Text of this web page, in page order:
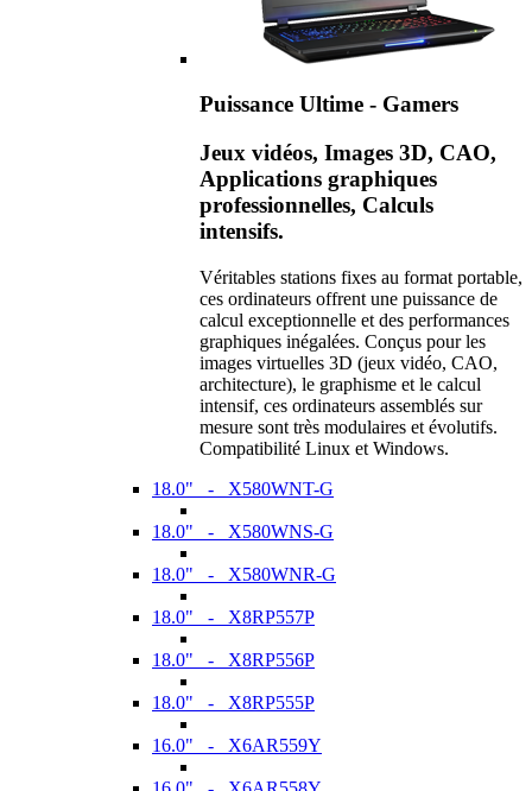
Puissance Ultime - Gamers
Jeux vidéos, Images 3D, CAO,
Applications graphiques
professionnelles, Calculs
intensifs.
Véritables stations fixes au format portable,
ces ordinateurs offrent une puissance de
calcul exceptionnelle et des performances
graphiques inégalées. Conçus pour les
images virtuelles 3D (jeux vidéo, CAO,
architecture), le graphisme et le calcul
intensif, ces ordinateurs assemblés sur
mesure sont très modulaires et évolutifs.
Compatibilité Linux et Windows.
18.0" - X580WNT-G
18.0" - X580WNS-G
18.0" - X580WNR-G
18.0" - X8RP557P
18.0" - X8RP556P
18.0" - X8RP555P
16.0" - X6AR559Y